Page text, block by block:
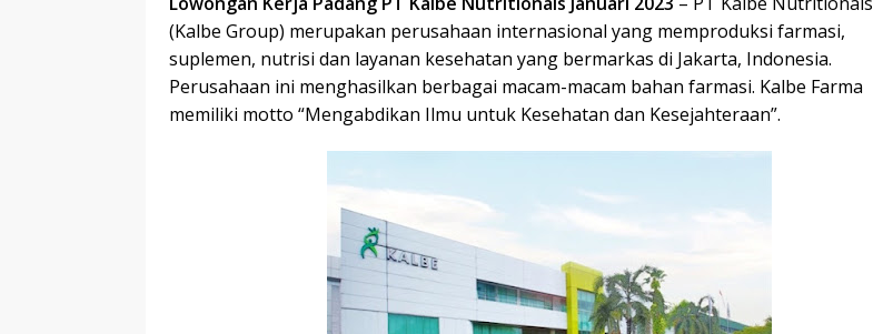
(Kalbe Group) merupakan perusahaan internasional yang memproduksi farmasi,
suplemen, nutrisi dan layanan kesehatan yang bermarkas di Jakarta, Indonesia.
Perusahaan ini menghasilkan berbagai macam-macam bahan farmasi. Kalbe Farma
memiliki motto “Mengabdikan Ilmu untuk Kesehatan dan Kesejahteraan”.